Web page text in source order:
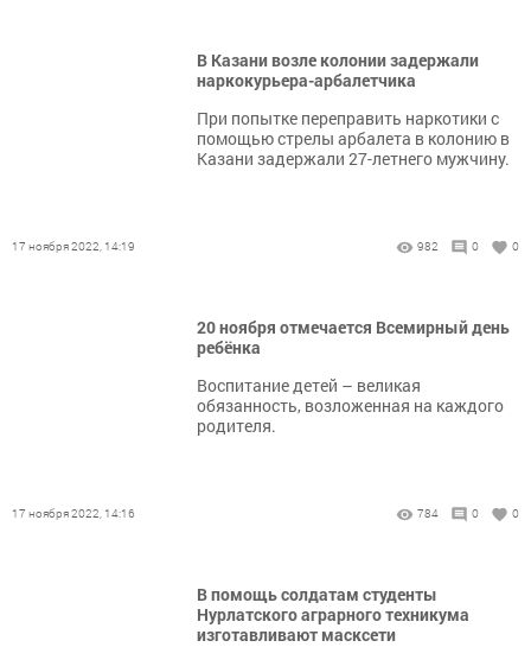
В Казани возле колонии задержали
наркокурьера-арбалетчика
При попытке переправить наркотики с
помощью стрелы арбалета в колонию в
Казани задержали 27-летнего мужчину.
17 ноября 2022, 14:19 982 0 0
20 ноября отмечается Всемирный день
ребёнка
Воспитание детей – великая
обязанность, возложенная на каждого
родителя.
17 ноября 2022, 14:16 784 0 0
В помощь солдатам студенты
Нурлатского аграрного техникума
изготавливают масксети